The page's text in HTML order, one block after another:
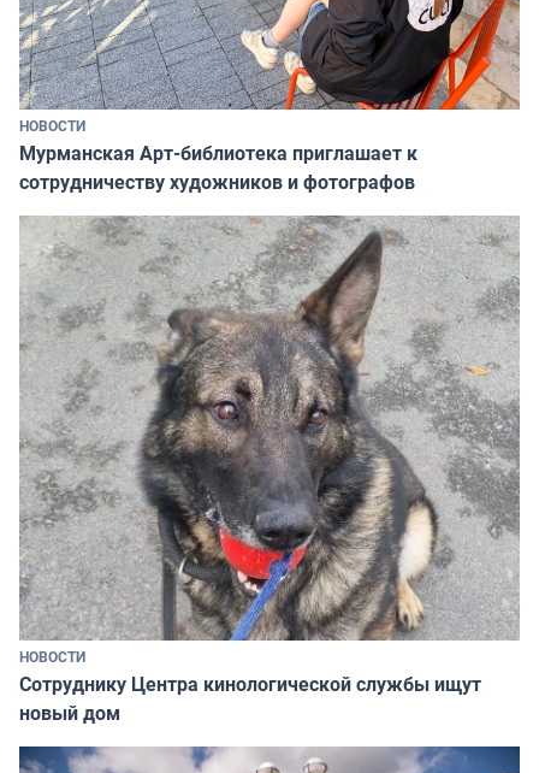
НОВОСТИ
Мурманская Арт-библиотека приглашает к
сотрудничеству художников и фотографов
НОВОСТИ
Сотруднику Центра кинологической службы ищут
новый дом